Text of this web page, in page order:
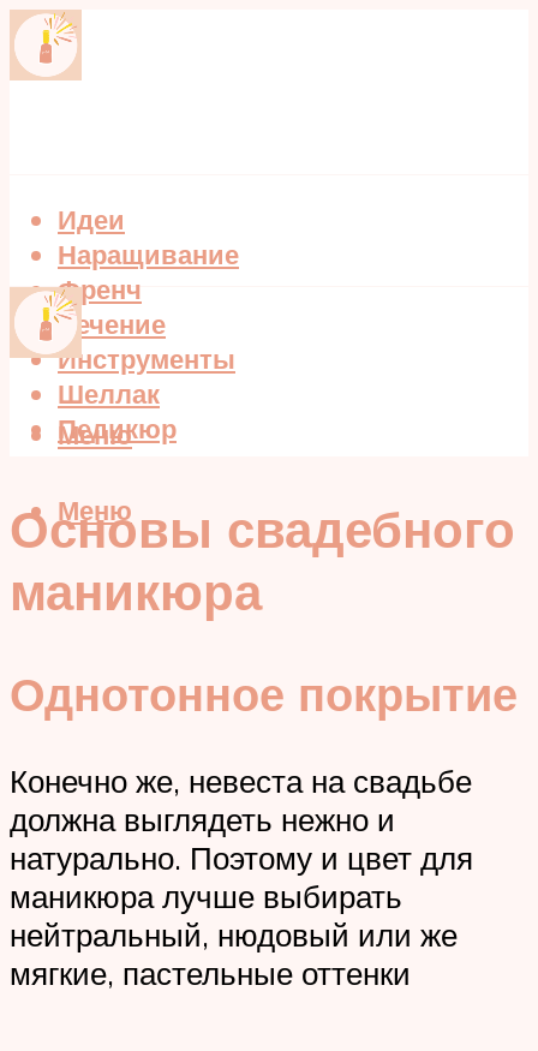
Идеи
Наращивание
Френч
Лечение
Инструменты
Шеллак
Педикюр
Меню
Меню
Основы свадебного
маникюра
Однотонное покрытие
Конечно же, невеста на свадьбе
должна выглядеть нежно и
натурально. Поэтому и цвет для
маникюра лучше выбирать
нейтральный, нюдовый или же
мягкие, пастельные оттенки